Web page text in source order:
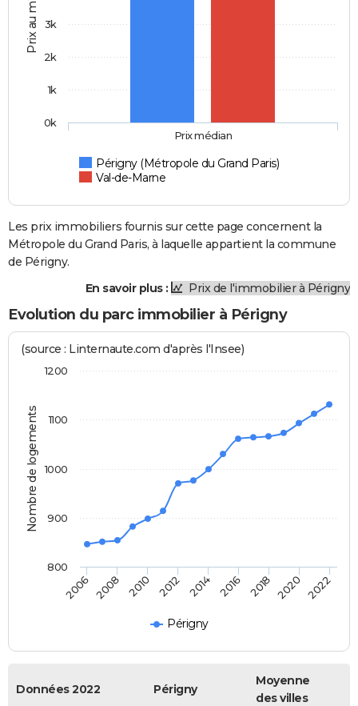
Prix au m2
Périgny (Métropole du Grand Paris)
Val-de-Marne
Prix médian
0k
1k
2k
3k
Les prix immobiliers fournis sur cette page concernent la
Métropole du Grand Paris, à laquelle appartient la commune
de Périgny.
En savoir plus :
Prix de l'immobilier à Périgny
Evolution du parc immobilier à Périgny
Nombre de logements
(source : Linternaute.com d'après l'Insee)
Périgny
2006 2008 2010 2012 2014 2016 2018 2020 2022
800
900
1000
1100
1200
Données 2022 Périgny
Moyenne
des villes